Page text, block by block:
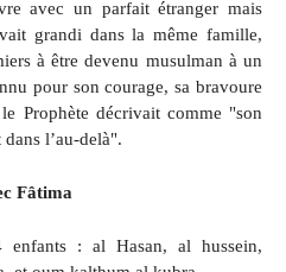
avec un parfait étranger mais
grandi dans la même famille,
à être devenu musulman à un
pour son courage, sa bravoure
Prophète décrivait comme "son
l’au-delà".
Fâtima
: al Hasan, al hussein,